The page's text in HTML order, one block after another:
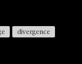
divergence